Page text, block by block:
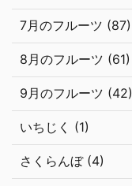
7月のフルーツ (87)
8月のフルーツ (61)
9月のフルーツ (42)
いちじく (1)
さくらんぼ (4)